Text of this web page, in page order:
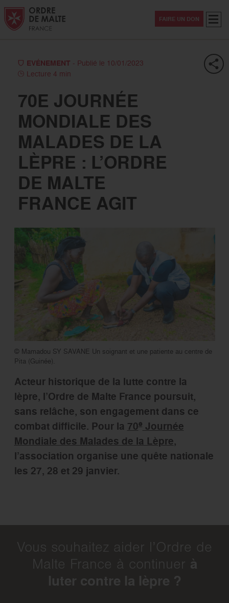
Aller au contenu
Aller à la recherche
Aller au menu
FAIRE UN DON
EVÉNEMENT - Publié le 10/01/2023
Lecture 4 min
70E JOURNÉE
MONDIALE DES
MALADES DE LA
LÈPRE : L’ORDRE
DE MALTE
FRANCE AGIT
© Mamadou SY SAVANE Un soignant et une patiente au centre de
Pita (Guinée).
Acteur historique de la lutte contre la
lèpre, l’Ordre de Malte France poursuit,
sans relâche, son engagement dans ce
combat difficile. Pour la 70e Journée
Mondiale des Malades de la Lèpre,
l’association organise une quête nationale
les 27, 28 et 29 janvier.
Vous souhaitez aider l’Ordre de
Malte France à continuer à
luter contre la lèpre ?